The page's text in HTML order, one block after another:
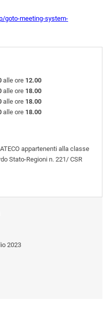
goto-meeting-system-
alle ore 12.00
alle ore 18.00
alle ore 18.00
alle ore 18.00
appartenenti alla classe
Stato-Regioni n. 221/ CSR
2023